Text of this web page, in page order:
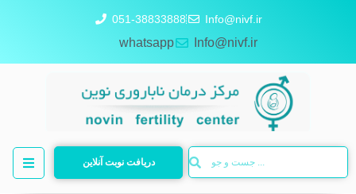
051-38833888 Info@nivf.ir
whatsapp Info@nivf.ir
دریافت نوبت آنلاین